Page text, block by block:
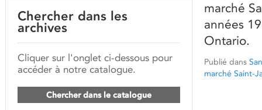
marché
années
Ontario.
Publié dans
marché Saint-
Chercher dans les
archives
Cliquer sur l'onglet ci-dessous pour
accéder à notre catalogue.
Chercher dans le catalogue